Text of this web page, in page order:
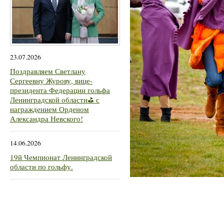
23.07.2026
Поздравляем Светлану
Сергеевну Журову, вице-
президента Федерации гольфа
Ленинградской области⛳ с
награждением Орденом
Александра Невского!
14.06.2026
19й Чемпионат Ленинградской
области по гольфу.